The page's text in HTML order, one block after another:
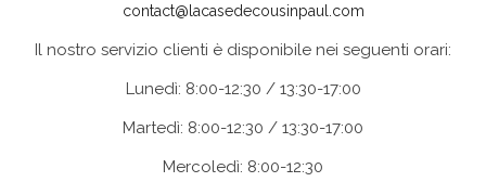
contact@lacasedecousinpaul.com
Il nostro servizio clienti è disponibile nei seguenti orari:
Lunedì: 8:00-12:30 / 13:30-17:00
Martedì: 8:00-12:30 / 13:30-17:00
Mercoledì: 8:00-12:30